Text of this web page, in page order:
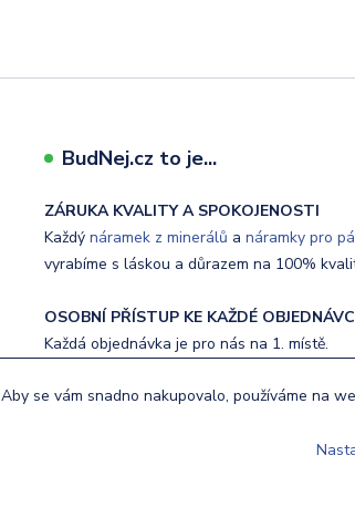
BudNej.cz to je...
ZÁRUKA KVALITY A SPOKOJENOSTI
Každý náramek z minerálů a náramky pro
vyrabíme s láskou a důrazem na 100%
OSOBNÍ PŘÍSTUP KE KAŽDÉ
Každá objednávka je pro nás na 1. místě.
RYCHLÉ DODÁNÍ
Aby se vám snadno nakupovalo, používáme na